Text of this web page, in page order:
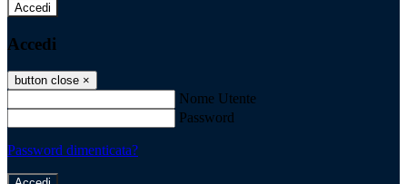
Accedi
Accedi
button close ×
Nome Utente
Password
Password dimenticata?